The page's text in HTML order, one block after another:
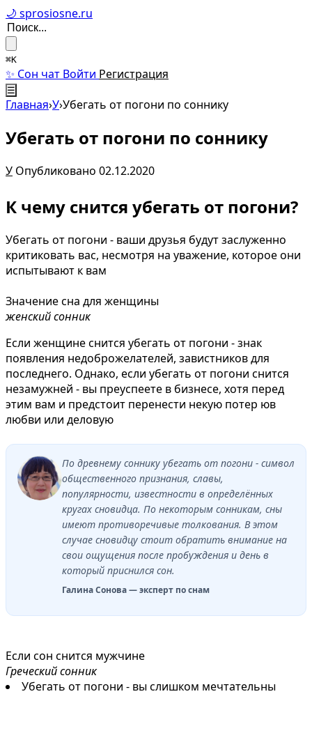
🌙 sprosiosne.ru
⌘K
✨ Сон чат Войти Регистрация
☰
Главная›У›Убегать от погони по соннику
Убегать от погони по соннику
У Опубликовано 02.12.2020
К чему снится убегать от погони?
Убегать от погони - ваши друзья будут заслуженно
критиковать вас, несмотря на уважение, которое они
испытывают к вам
Значение сна для женщины
женский сонник
Если женщине снится убегать от погони - знак
появления недоброжелателей, завистников для
последнего. Однако, если убегать от погони снится
незамужней - вы преуспеете в бизнесе, хотя перед
этим вам и предстоит перенести некую потер юв
любви или деловую
По древнему соннику убегать от погони - символ
общественного признания, славы,
популярности, известности в определённых
кругах сновидца. По некоторым сонникам, сны
имеют противоречивые толкования. В этом
случае сновидцу стоит обратить внимание на
свои ощущения после пробуждения и день в
который приснился сон.
Галина Сонова — эксперт по снам
Если сон снится мужчине
Греческий сонник
Убегать от погони - вы слишком мечтательны